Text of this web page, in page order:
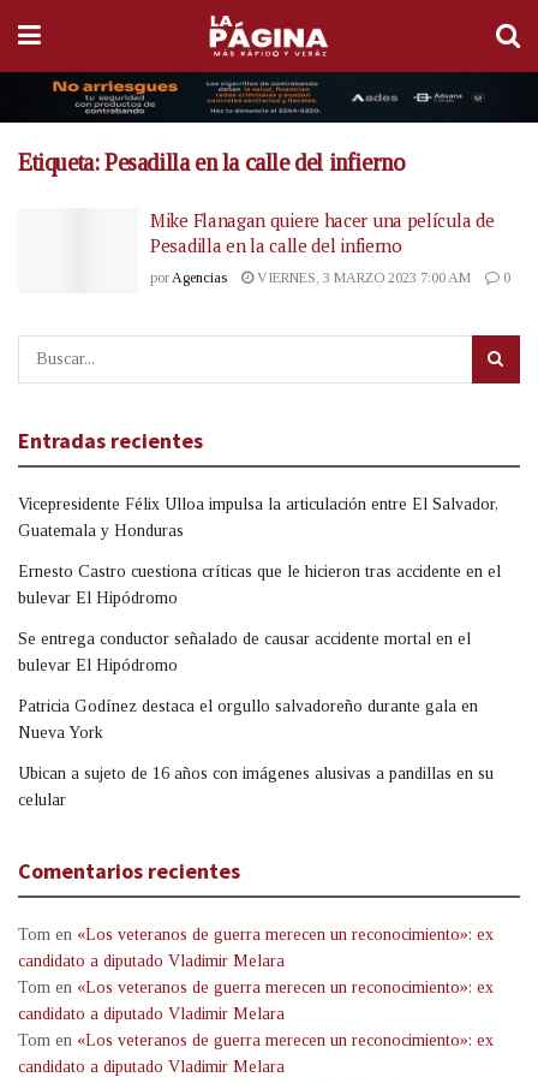
Etiqueta:Pesadilla en la calle del infierno
Mike Flanagan quiere hacer una película de
Pesadilla en la calle del infierno
por Agencias VIERNES, 3 MARZO 2023 7:00 AM 0
Entradas recientes
Vicepresidente Félix Ulloa impulsa la articulación entre El Salvador,
Guatemala y Honduras
Ernesto Castro cuestiona críticas que le hicieron tras accidente en el
bulevar El Hipódromo
Se entrega conductor señalado de causar accidente mortal en el
bulevar El Hipódromo
Patricia Godínez destaca el orgullo salvadoreño durante gala en
Nueva York
Ubican a sujeto de 16 años con imágenes alusivas a pandillas en su
celular
Comentarios recientes
Tom en «Los veteranos de guerra merecen un reconocimiento»: ex
candidato a diputado Vladimir Melara
Tom en «Los veteranos de guerra merecen un reconocimiento»: ex
candidato a diputado Vladimir Melara
Tom en «Los veteranos de guerra merecen un reconocimiento»: ex
candidato a diputado Vladimir Melara